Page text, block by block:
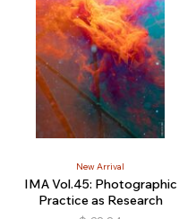
New Arrival
IMA Vol.45: Photographic
Practice as Research